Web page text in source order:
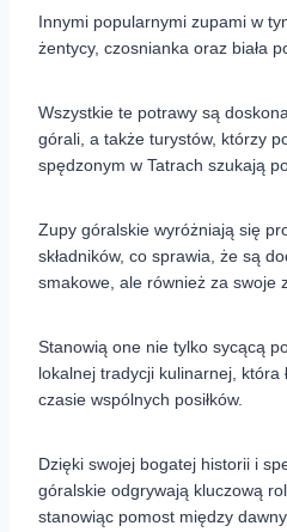
Innymi popularnymi zupami w
żentycy, czosnianka oraz biała
Wszystkie te potrawy są
górali, a także turystów, którzy
spędzonym w Tatrach szukają
Zupy góralskie wyróżniają się
składników, co sprawia, że są
smakowe, ale również za swoje
Stanowią one nie tylko sycącą
lokalnej tradycji kulinarnej, która
czasie wspólnych posiłków.
Dzięki swojej bogatej historii i
góralskie odgrywają kluczową
stanowiąc pomost między